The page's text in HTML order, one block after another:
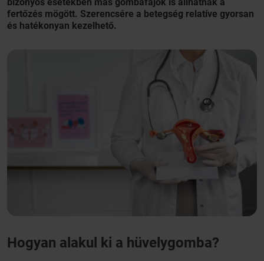
fertőzés mögött. Szerencsére a betegség relatíve gyorsan
és hatékonyan kezelhető.
Hogyan alakul ki a hüvelygomba?